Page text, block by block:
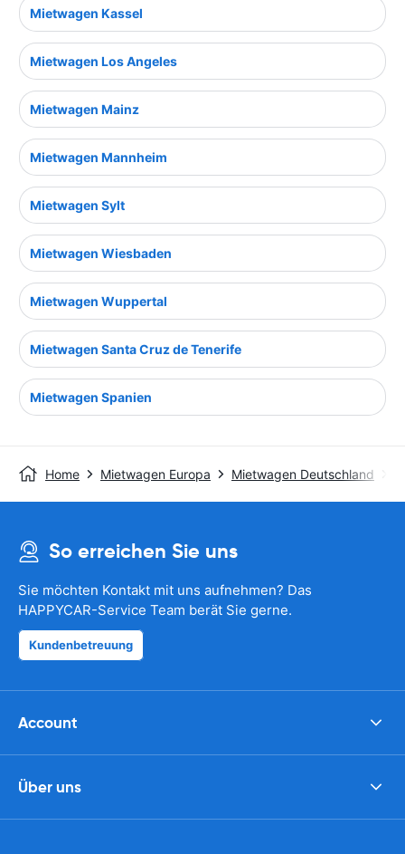
Mietwagen Kassel
Mietwagen Los Angeles
Mietwagen Mainz
Mietwagen Mannheim
Mietwagen Sylt
Mietwagen Wiesbaden
Mietwagen Wuppertal
Mietwagen Santa Cruz de Tenerife
Mietwagen Spanien
Home Mietwagen Europa Mietwagen Deutschland
So erreichen Sie uns
Sie möchten Kontakt mit uns aufnehmen? Das
HAPPYCAR-Service Team berät Sie gerne.
Kundenbetreuung
Account
Über uns